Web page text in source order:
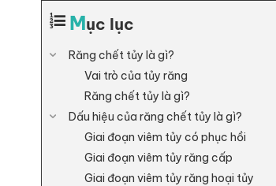
Mục lục
Răng chết tủy là gì?
Vai trò của tủy răng
Răng chết tủy là gì?
Dấu hiệu của răng chết tủy là gì?
Giai đoạn viêm tủy có phục hồi
Giai đoạn viêm tủy răng cấp
Giai đoạn viêm tủy răng hoại tủy